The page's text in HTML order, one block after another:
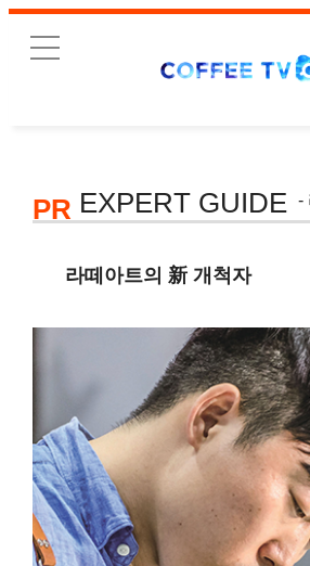
PR EXPERT GUIDE -
라떼아트의 新 개척자